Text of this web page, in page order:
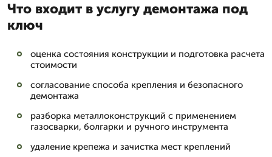
Что входит в услугу демонтажа под
ключ
оценка состояния конструкции и подготовка расчета
стоимости
согласование способа крепления и безопасного
демонтажа
разборка металлоконструкций с применением
газосварки, болгарки и ручного инструмента
удаление крепежа и зачистка мест креплений